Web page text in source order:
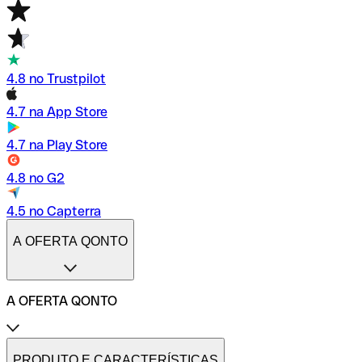
4.8 no Trustpilot
4.7 na App Store
4.7 na Play Store
4.8 no G2
4.5 no Capterra
A OFERTA QONTO
A OFERTA QONTO
Tarifas